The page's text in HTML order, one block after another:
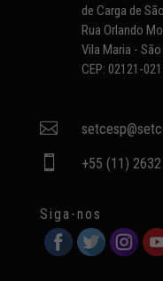
de Carga de
Rua Orlando
Vila Maria - São
CEP: 02121-021

 +55 (11)
Siga-nos